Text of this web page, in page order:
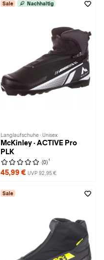
Sale Nachhaltig
Langlaufschuhe · Unisex
McKinley · ACTIVE Pro
PLK
(0) 1
45,99 € UVP 92,95 €
Sale